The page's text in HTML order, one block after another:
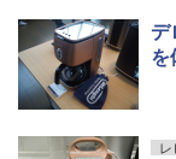
デ
を
レ